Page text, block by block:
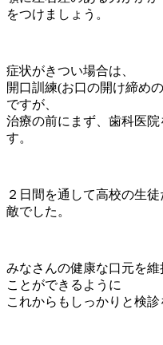
をつけましょう。
症状がきつい場合は、
開口訓練(お口の開け締め
ですが、
治療の前にまず、歯科医
す。
２日間を通して高校の生
敵でした。
みなさんの健康な口元を
ことができるように
これからもしっかりと検